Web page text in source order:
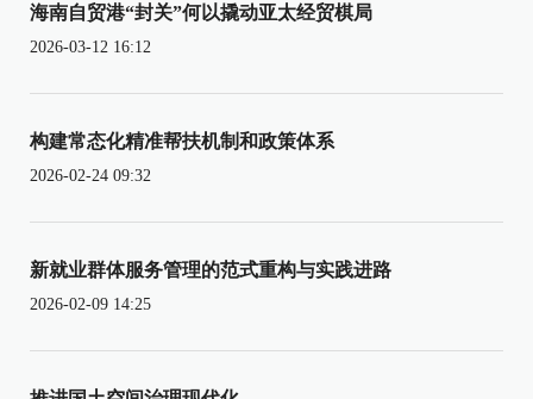
海南自贸港“封关”何以撬动亚太经贸棋局
2026-03-12 16:12
构建常态化精准帮扶机制和政策体系
2026-02-24 09:32
新就业群体服务管理的范式重构与实践进路
2026-02-09 14:25